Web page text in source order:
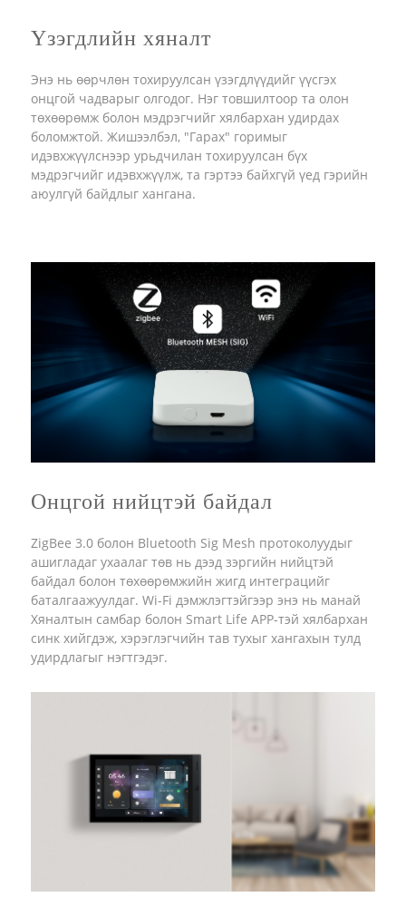
Үзэгдлийн хяналт
Энэ нь өөрчлөн тохируулсан үзэгдлүүдийг үүсгэх
онцгой чадварыг олгодог. Нэг товшилтоор та олон
төхөөрөмж болон мэдрэгчийг хялбархан удирдах
боломжтой. Жишээлбэл, "Гарах" горимыг
идэвхжүүлснээр урьдчилан тохируулсан бүх
мэдрэгчийг идэвхжүүлж, та гэртээ байхгүй үед гэрийн
аюулгүй байдлыг хангана.
Онцгой нийцтэй байдал
ZigBee 3.0 болон Bluetooth Sig Mesh протоколуудыг
ашигладаг ухаалаг төв нь дээд зэргийн нийцтэй
байдал болон төхөөрөмжийн жигд интеграцийг
баталгаажуулдаг. Wi-Fi дэмжлэгтэйгээр энэ нь манай
Хяналтын самбар болон Smart Life APP-тэй хялбархан
синк хийгдэж, хэрэглэгчийн тав тухыг хангахын тулд
удирдлагыг нэгтгэдэг.